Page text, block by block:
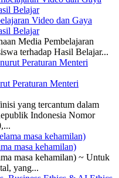
Video dan Gaya
Belajar
Media Pembelajaran
terhadap Hasil Belajar...
Peraturan Menteri
yang tercantum dalam
Indonesia Nomor
masa kehamilan)
masa kehamilan) ~ Untuk
yang...